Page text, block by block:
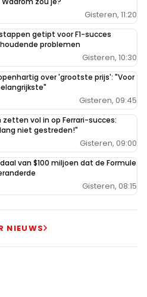
Gisteren, 11:20
getipt voor F1-succes
problemen
Gisteren, 10:30
over 'grootste prijs': "Voor
Gisteren, 09:45
zetten vol in op Ferrari-succes:
niet gestreden!"
Gisteren, 09:00
van $100 miljoen dat de Formule
Gisteren, 08:15
NIEUWS